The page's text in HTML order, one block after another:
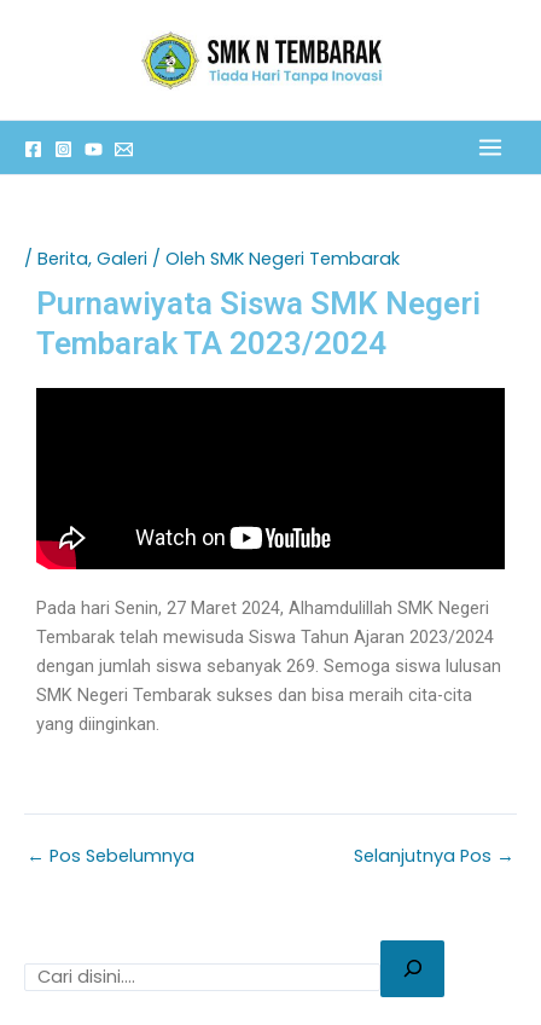
/ Berita, Galeri / Oleh SMK Negeri Tembarak
Purnawiyata Siswa SMK Negeri
Tembarak TA 2023/2024
Pada hari Senin, 27 Maret 2024, Alhamdulillah SMK Negeri
Tembarak telah mewisuda Siswa Tahun Ajaran 2023/2024
dengan jumlah siswa sebanyak 269. Semoga siswa lulusan
SMK Negeri Tembarak sukses dan bisa meraih cita-cita
yang diinginkan.
← Pos Sebelumnya Selanjutnya Pos →
i